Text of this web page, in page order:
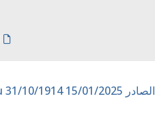
01/2025
n° 216 du 31/10/1914